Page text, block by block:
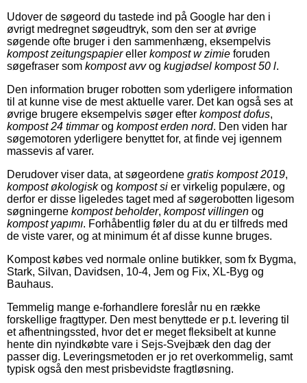
Udover de søgeord du tastede ind på Google har den i
øvrigt medregnet søgeudtryk, som den ser at øvrige
søgende ofte bruger i den sammenhæng, eksempelvis
kompost zeitungspapiereller kompost w zimie foruden
søgefraser som kompost avvog kugjødsel kompost 50 l.
Den information bruger robotten som yderligere information
til at kunne vise de mest aktuelle varer. Det kan også ses at
øvrige brugere eksempelvis søger efter kompost dofus,
kompost 24 timmarog kompost erden nord. Den viden har
søgemotoren yderligere benyttet for, at finde vej igennem
massevis af varer.
Derudover viser data, at søgeordene gratis kompost 2019,
kompost økologiskog kompost si er virkelig populære, og
derfor er disse ligeledes taget med af søgerobotten ligesom
søgningerne kompost beholder, kompost villingen og
kompost yapımı. Forhåbentlig føler du at du er tilfreds med
de viste varer, og at minimum ét af disse kunne bruges.
Kompost købes ved normale online butikker, som fx Bygma,
Stark, Silvan, Davidsen, 10-4, Jem og Fix, XL-Byg og
Bauhaus.
Temmelig mange e-forhandlere foreslår nu en række
forskellige fragttyper. Den mest benyttede er p.t. levering til
et afhentningssted, hvor det er meget fleksibelt at kunne
hente din nyindkøbte vare i Sejs-Svejbæk den dag der
passer dig. Leveringsmetoden er jo ret overkommelig, samt
typisk også den mest prisbevidste fragtløsning.